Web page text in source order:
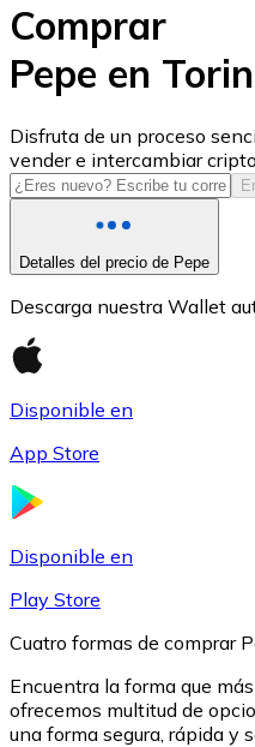
USD Coin
USDC
Comprar
Pepe en
Disfruta de un proceso
vender e intercambiar
Detalles del precio de Pepe
Descarga nuestra Wallet
Disponible en
App Store
Disponible en
Play Store
Cuatro formas de comprar
Encuentra la forma que
ofrecemos multitud de
una forma segura, rápida y